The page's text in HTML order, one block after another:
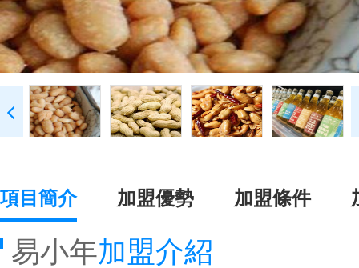
項目簡介 加盟優勢 加盟條件
易小年加盟介紹